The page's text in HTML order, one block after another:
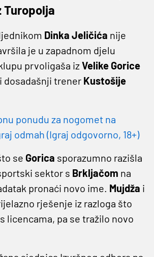
Turopolja
Dinka Jeličića nije
je u zapadnom djelu
prvoligaša izVelike Gorice
dosadašnji trener Kustošije
ponudu za nogomet na
odmah (Igraj odgovorno, 18+)
se Gorica sporazumno razišla
sektor s Brkljačom na
pronaći novo ime. Mujdža i
rješenje iz razloga što
licencama, pa se tražilo novo